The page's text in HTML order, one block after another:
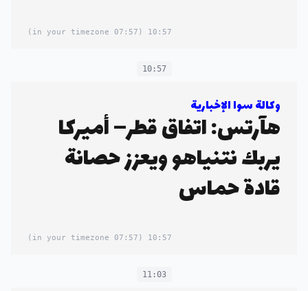
10:57
(07:57 in your timezone)
10:57
وكالة سوا الإخبارية
هآرتس: اتفاق قطر– أميركا
يربك نتنياهو ويعزز حصانة
قادة حماس
10:57
(07:57 in your timezone)
11:03